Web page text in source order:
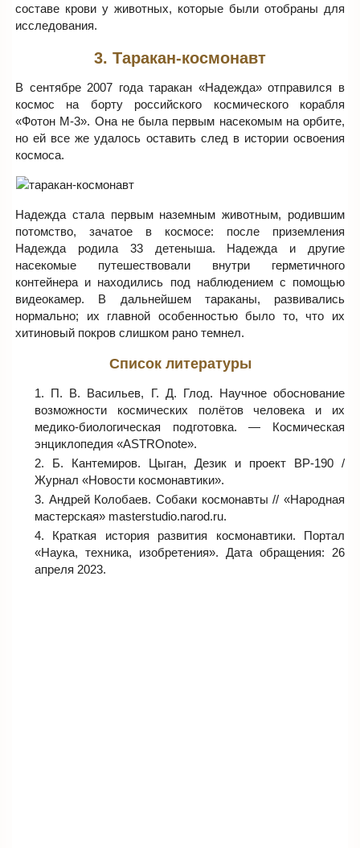
составе крови у животных, которые были отобраны для
исследования.
3. Таракан-космонавт
В сентябре 2007 года таракан «Надежда» отправился в
космос на борту российского космического корабля
«Фотон М-3». Она не была первым насекомым на орбите,
но ей все же удалось оставить след в истории освоения
космоса.
Надежда стала первым наземным животным, родившим
потомство, зачатое в космосе: после приземления
Надежда родила 33 детеныша. Надежда и другие
насекомые путешествовали внутри герметичного
контейнера и находились под наблюдением с помощью
видеокамер. В дальнейшем тараканы, развивались
нормально; их главной особенностью было то, что их
хитиновый покров слишком рано темнел.
Список литературы
П. В. Васильев, Г. Д. Глод. Научное обоснование
возможности космических полётов человека и их
медико-биологическая подготовка. — Космическая
энциклопедия «ASTROnote».
Б. Кантемиров. Цыган, Дезик и проект ВР-190 /
Журнал «Новости космонавтики».
Андрей Колобаев. Собаки космонавты // «Народная
мастерская» masterstudio.narod.ru.
Краткая история развития космонавтики. Портал
«Наука, техника, изобретения». Дата обращения: 26
апреля 2023.